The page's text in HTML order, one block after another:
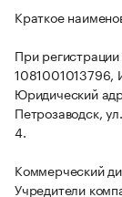
Краткое
При
1081001013796,
Юридический
Петрозаводск,
4.
Коммерческий
Учредители